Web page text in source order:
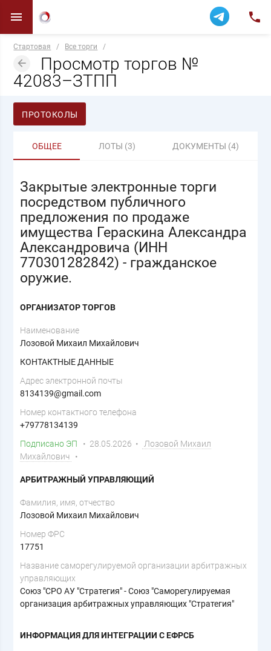
Стартовая / Все торги /
Просмотр торгов №
42083–ЗТПП
ПРОТОКОЛЫ
ОБЩЕЕ ЛОТЫ (3) ДОКУМЕНТЫ (4)
Закрытые электронные торги
посредством публичного
предложения по продаже
имущества Гераскина Александра
Александровича (ИНН
770301282842) - гражданское
оружие.
ОРГАНИЗАТОР ТОРГОВ
Наименование
Лозовой Михаил Михайлович
КОНТАКТНЫЕ ДАННЫЕ
Адрес электронной почты
8134139@gmail.com
Номер контактного телефона
+79778134139
Подписано ЭП
• 28.05.2026 •
Лозовой Михаил
Михайлович
•
АРБИТРАЖНЫЙ УПРАВЛЯЮЩИЙ
Фамилия, имя, отчество
Лозовой Михаил Михайлович
Номер ФРС
17751
Название саморегулируемой организации арбитражных
управляющих
Союз "СРО АУ "Стратегия" - Союз "Саморегулируемая
организация арбитражных управляющих "Стратегия"
ИНФОРМАЦИЯ ДЛЯ ИНТЕГРАЦИИ С ЕФРСБ